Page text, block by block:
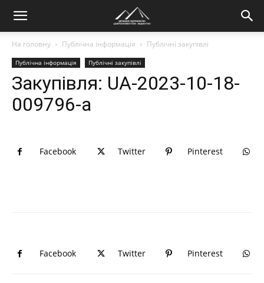
На головну Публічна інформація Публічні закупівлі
Публічна інформація Публічні закупівлі
Закупівля: UA-2023-10-18-
009796-a
Facebook Twitter Pinterest
Facebook Twitter Pinterest